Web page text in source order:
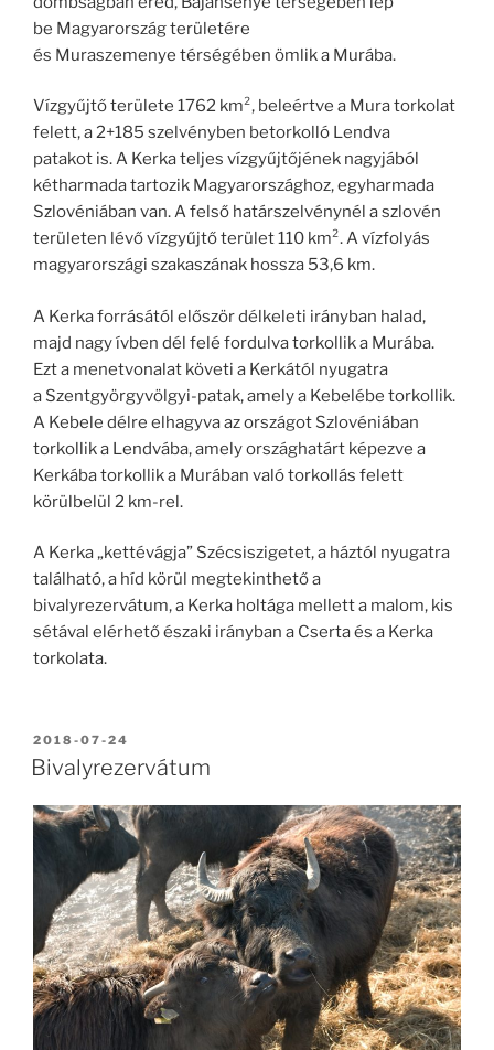
be Magyarország területére
és Muraszemenye térségében ömlik a Murába.
Vízgyűjtő területe 1762 km², beleértve a Mura torkolat
felett, a 2+185 szelvényben betorkolló Lendva
patakot is. A Kerka teljes vízgyűjtőjének nagyjából
kétharmada tartozik Magyarországhoz, egyharmada
Szlovéniában van. A felső határszelvénynél a szlovén
területen lévő vízgyűjtő terület 110 km². A vízfolyás
magyarországi szakaszának hossza 53,6 km.
A Kerka forrásától először délkeleti irányban halad,
majd nagy ívben dél felé fordulva torkollik a Murába.
Ezt a menetvonalat követi a Kerkától nyugatra
a Szentgyörgyvölgyi-patak, amely a Kebelébe torkollik.
A Kebele délre elhagyva az országot Szlovéniában
torkollik a Lendvába, amely országhatárt képezve a
Kerkába torkollik a Murában való torkollás felett
körülbelül 2 km-rel.
A Kerka „kettévágja” Szécsiszigetet, a háztól nyugatra
található, a híd körül megtekinthető a
bivalyrezervátum, a Kerka holtága mellett a malom, kis
sétával elérhető északi irányban a Cserta és a Kerka
torkolata.
BEKÜLDVE:
2018-07-24
Bivalyrezervátum